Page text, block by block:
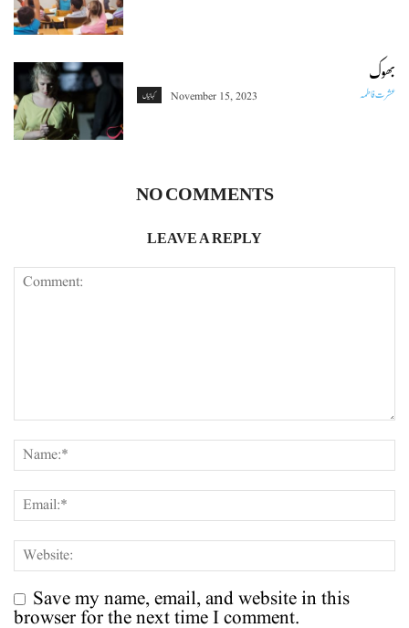
بھوک
کہانیاں عشرت فاطمہ November 15, 2023
NO COMMENTS
LEAVE A REPLY
Save my name, email, and website in this
browser for the next time I comment.